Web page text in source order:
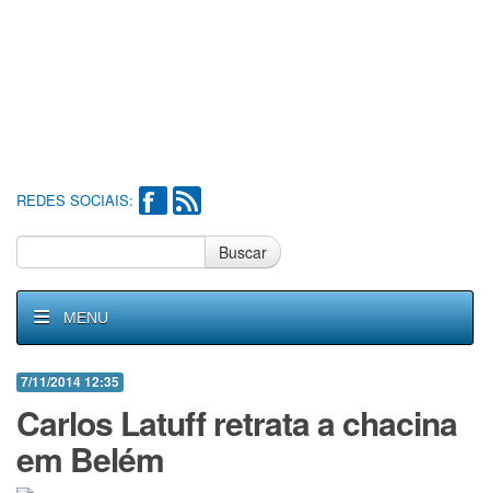
REDES SOCIAIS:
Buscar
MENU
7/11/2014 12:35
Carlos Latuff retrata a chacina
em Belém